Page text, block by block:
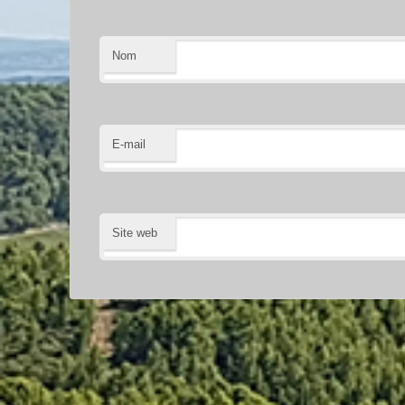
Nom
E-mail
Site web